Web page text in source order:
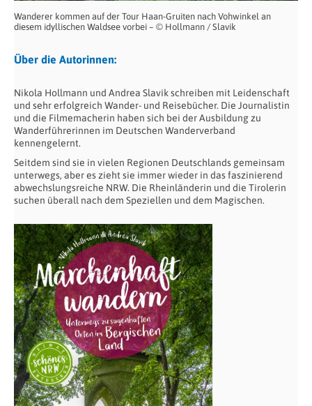
Wanderer kommen auf der Tour Haan-Gruiten nach Vohwinkel an
diesem idyllischen Waldsee vorbei – © Hollmann / Slavik
Über die Autorinnen:
Nikola Hollmann und Andrea Slavik schreiben mit Leidenschaft
und sehr erfolgreich Wander- und Reisebücher. Die Journalistin
und die Filmemacherin haben sich bei der Ausbildung zu
Wanderführerinnen im Deutschen Wanderverband
kennengelernt.
Seitdem sind sie in vielen Regionen Deutschlands gemeinsam
unterwegs, aber es zieht sie immer wieder in das faszinierend
abwechslungsreiche NRW. Die Rheinländerin und die Tirolerin
suchen überall nach dem Speziellen und dem Magischen.